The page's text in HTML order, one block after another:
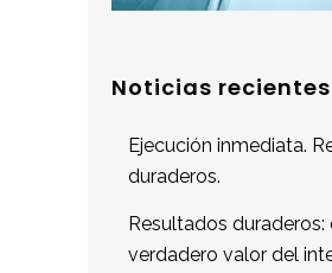
Noticias recientes
Ejecución inmediata.
duraderos.
Resultados duraderos:
verdadero valor del